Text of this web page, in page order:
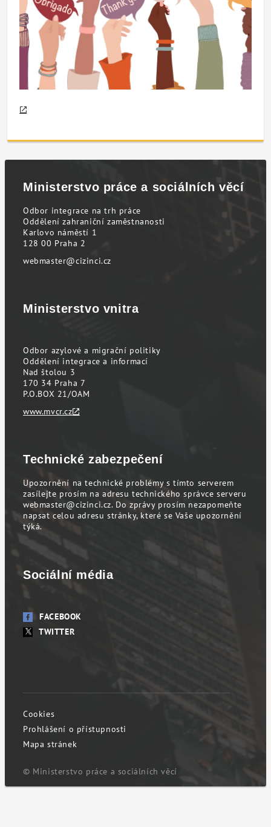
Ministerstvo práce a sociálních věcí
Odbor integrace na trh práce
Oddělení zahraniční zaměstnanosti
Karlovo náměstí 1
128 00 Praha 2
webmaster@cizinci.cz
Ministerstvo vnitra
Odbor azylové a migrační politiky
Oddělení integrace a informací
Nad štolou 3
170 34 Praha 7
P.O.BOX 21/OAM
www.mvcr.cz
Technické zabezpečení
Upozornění na technické problémy s tímto serverem
zasílejte prosím na adresu technického správce serveru
webmaster@cizinci.cz. Do zprávy prosím nezapomeňte
napsat celou adresu stránky, které se Vaše upozornění
týká.
Sociální média
FACEBOOK
TWITTER
Cookies
Prohlášení o přístupnosti
Mapa stránek
© Ministerstvo práce a sociálních věcí